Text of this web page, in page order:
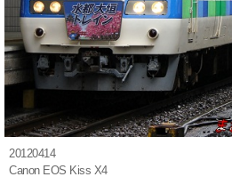
20120414
Canon EOS Kiss X4